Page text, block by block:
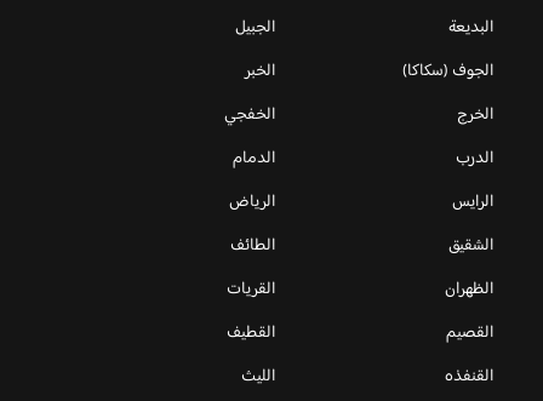
البديعة
الجبيل
الجوف (سكاكا)
الخبر
الخرج
الخفجي
الدرب
الدمام
الرايس
الرياض
الشقيق
الطائف
الظهران
القريات
القصيم
القطيف
القنفذه
الليث